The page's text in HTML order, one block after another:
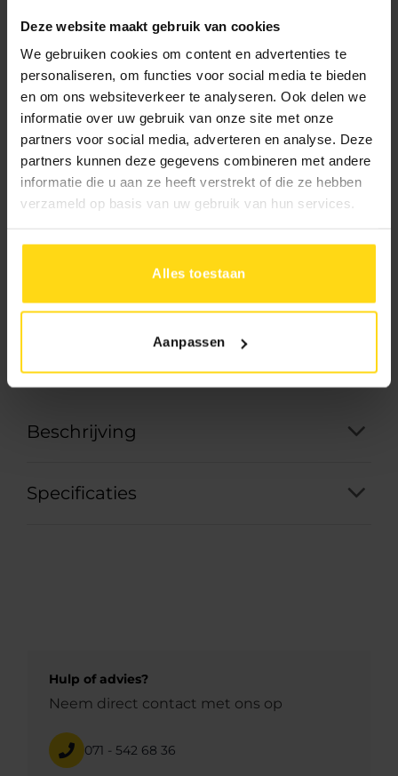
Deze website maakt gebruik van cookies
We gebruiken cookies om content en advertenties te
personaliseren, om functies voor social media te bieden
en om ons websiteverkeer te analyseren. Ook delen we
informatie over uw gebruik van onze site met onze
partners voor social media, adverteren en analyse. Deze
partners kunnen deze gegevens combineren met andere
informatie die u aan ze heeft verstrekt of die ze hebben
verzameld op basis van uw gebruik van hun services.
Alles toestaan
Aanpassen
Uw prijs: 995.-
10% aanbetalen
Rest bij levering
In 1 keer betalen
Toevoegen aan winkelwagen
Beschrijving
Specificaties
Hulp of advies?
Neem direct contact met ons op
071 - 542 68 36